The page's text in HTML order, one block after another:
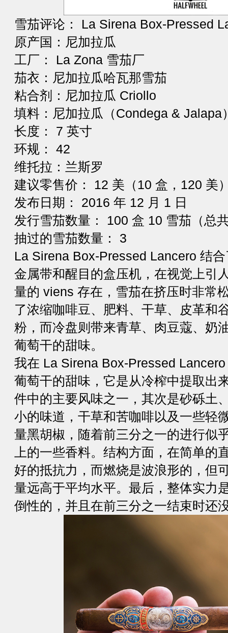
雪茄评论： La Sirena Box-Pressed
原产国：尼加拉瓜
工厂： La Zona 雪茄厂
茄衣：尼加拉瓜哈瓦那雪茄
粘合剂：尼加拉瓜 Criollo
填料：尼加拉瓜（Condega & Jalapa
长度： 7 英寸
环规： 42
维托拉：兰斯罗
建议零售价： 12 美（10 盒，120 美
发布日期： 2016 年 12 月 1 日
发行雪茄数量： 100 盒 10 雪茄（总
抽过的雪茄数量： 3
La Sirena Box-Pressed Lancero 结
金属带和醒目的盒压机，在视觉上引
量的 viens 存在，雪茄在挤压时非常
了浓缩咖啡豆、肥料、干草、皮革和
粉，而冷盘则带来青草、肉豆蔻、奶
葡萄干的甜味。
我在 La Sirena Box-Pressed
葡萄干的甜味，它是从冷榨中提取出
件中的主要风味之一，其次是砂砾土
小的味道，干草和苦咖啡以及一些轻
量黑胡椒，随着前三分之一的进行似
上的一些香料。结构方面，在简单的
好的抵抗力，而燃烧是波浪形的，但
量远高于平均水平。最后，整体实力
倒性的，并且在前三分之一结束时还